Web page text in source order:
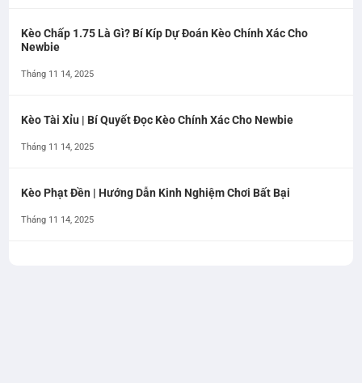
Kèo Chấp 1.75 Là Gì? Bí Kíp Dự Đoán Kèo Chính Xác Cho
Newbie
Tháng 11 14, 2025
Kèo Tài Xỉu | Bí Quyết Đọc Kèo Chính Xác Cho Newbie
Tháng 11 14, 2025
Kèo Phạt Đền | Hướng Dẫn Kinh Nghiệm Chơi Bất Bại
Tháng 11 14, 2025